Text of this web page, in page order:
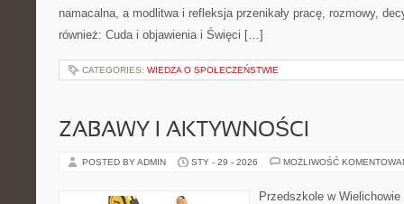
namacalna, a modlitwa i refleksja przenikały pracę, rozmowy,
również: Cuda i objawienia i Święci […]
CATEGORIES: WIEDZA O SPOŁECZEŃSTWIE
ZABAWY I AKTYWNOŚCI
POSTED BY ADMIN STY - 29 - 2026 MOŻLIWOŚĆ
Przedszkole w